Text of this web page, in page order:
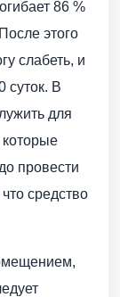
86 %
этого
слабеть, и
суток. В
для
которые
провести
средство